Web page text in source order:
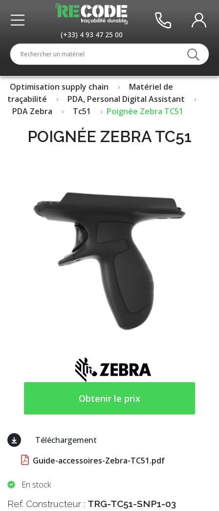
(+33) 4 93 47 25 00
Optimisation supply chain
Matériel de
traçabilité
PDA, Personal Digital Assistant
PDA Zebra
Tc51 Poignée Zebra TC51
POIGNÉE ZEBRA TC51
Obtenir le prix
Téléchargement
Guide-accessoires-Zebra-TC51.pdf
En stock
Ref. Constructeur : TRG-TC51-SNP1-03